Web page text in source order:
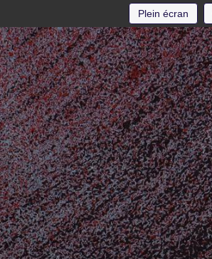
Plein écran